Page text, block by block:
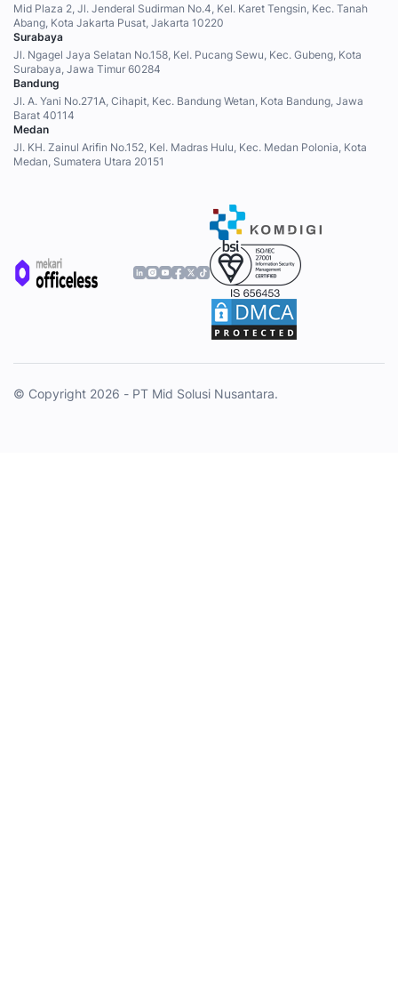
Mid Plaza 2, Jl. Jenderal Sudirman No.4, Kel. Karet Tengsin, Kec. Tanah
Abang, Kota Jakarta Pusat, Jakarta 10220
Surabaya
Jl. Ngagel Jaya Selatan No.158, Kel. Pucang Sewu, Kec. Gubeng, Kota
Surabaya, Jawa Timur 60284
Bandung
Jl. A. Yani No.271A, Cihapit, Kec. Bandung Wetan, Kota Bandung, Jawa
Barat 40114
Medan
Jl. KH. Zainul Arifin No.152, Kel. Madras Hulu, Kec. Medan Polonia, Kota
Medan, Sumatera Utara 20151
© Copyright 2026 - PT Mid Solusi Nusantara.